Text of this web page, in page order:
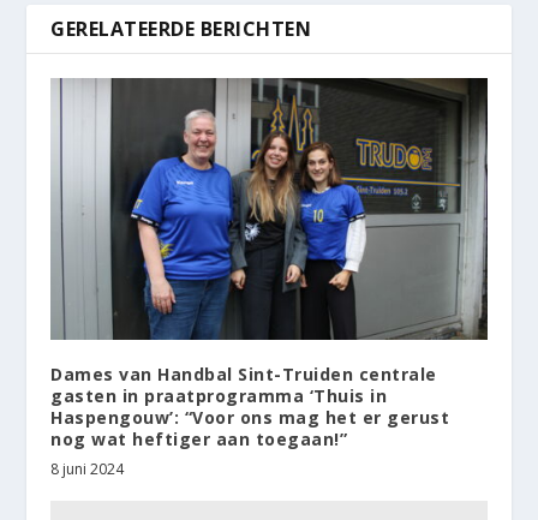
GERELATEERDE BERICHTEN
Dames van Handbal Sint-Truiden centrale
gasten in praatprogramma ‘Thuis in
Haspengouw’: “Voor ons mag het er gerust
nog wat heftiger aan toegaan!”
8 juni 2024